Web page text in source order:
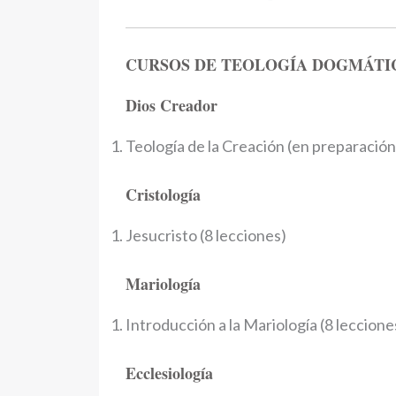
CURSOS DE TEOLOGÍA
Dios Creador
Teología de la Creación (en
Cristología
Jesucristo (8 lecciones)
Mariología
Introducción a la Mariología (8
Ecclesiología